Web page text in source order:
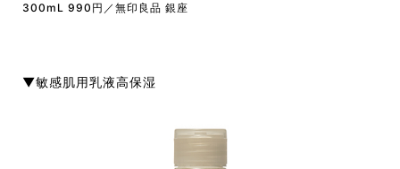
300mL 990円／無印良品 銀座
▼敏感肌用乳液高保湿